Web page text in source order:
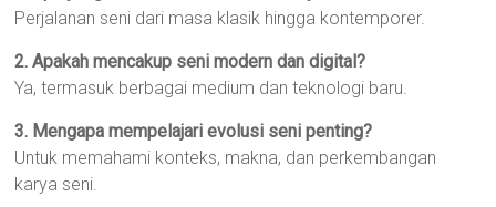
Perjalanan seni dari masa klasik hingga kontemporer.
2. Apakah mencakup seni modern dan digital?
Ya, termasuk berbagai medium dan teknologi baru.
3. Mengapa mempelajari evolusi seni penting?
Untuk memahami konteks, makna, dan perkembangan
karya seni.